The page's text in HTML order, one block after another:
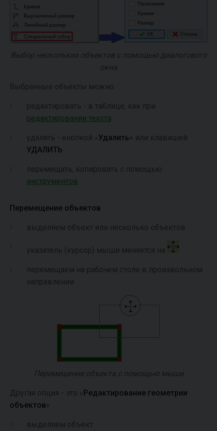
Выбор нескольких объектов с помощью диалогового
окна
Выбранные объекты можно:
редактировать - в таблице, как при
редактировании текста
удалять - кнопкой « Удалить » или клавишей
УДАЛИТЬ
перемещать, копировать с помощью
инструментов
Перемещение объектов
выделяем объект или несколько объектов
указатель (курсор) мыши меняется на
перемещаем на рабочем столе в произвольном
направлении
Перемещение объекта с помощью мыши
Другая опция - это « Редактирование геометрии
объектов »
выделяем объект